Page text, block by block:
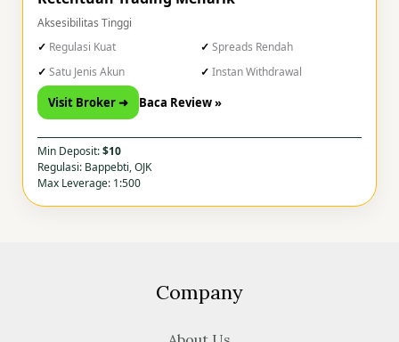
Aksesibilitas Tinggi
Regulasi Kuat
Spreads Rendah
Satu Jenis Akun
Instan Withdrawal
Visit Broker ➜ Baca Review »
Min Deposit:$10
Regulasi: Bappebti, OJK
Max Leverage: 1:500
Company